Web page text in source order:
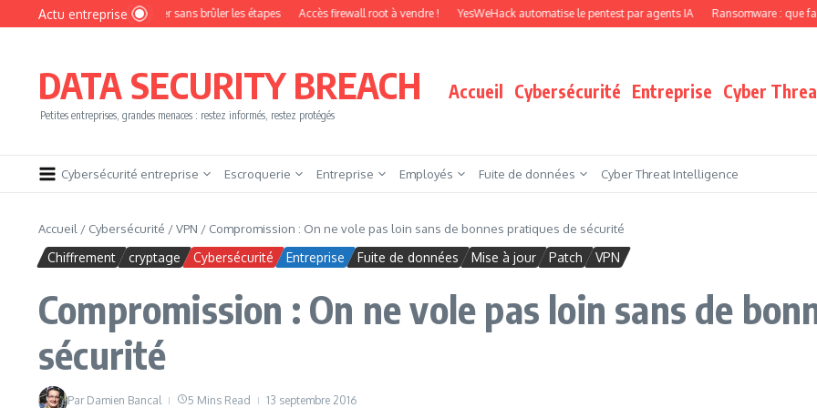
Aller au contenu
Actu entreprise
devenir pentester sans brûler les étapes Accès firewall root à vendre ! YesWeHack automatise le pentest par agents IA Ransomware : que faire
DATA SECURITY BREACH
Petites entreprises, grandes menaces : restez informés, restez protégés
Accueil Cybersécurité Entreprise Cyber
Cybersécurité entreprise Escroquerie Entreprise Employés Fuite de données Cyber Threat Intelligence
Accueil / Cybersécurité /VPN / Compromission : On ne vole pas loin sans de bonnes pratiques de sécurité
Chiffrement cryptage Cybersécurité Entreprise Fuite de données Mise à jour Patch VPN
Compromission : On ne vole pas loin sans de
sécurité
Par Damien Bancal 5 Mins Read 13 septembre 2016